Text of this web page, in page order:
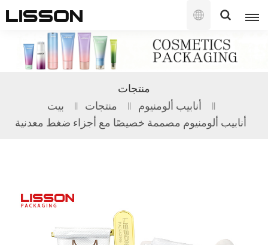
العربية
English
français
русский
العربية
日本語
منتجات
بيت منتجات
أنابيب ألومنيوم
أنابيب ألومنيوم مصممة خصيصًا مع أجزاء ضغط معدنية